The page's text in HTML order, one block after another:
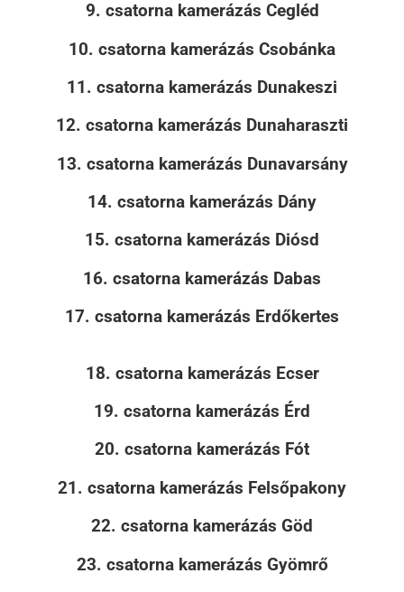
9. csatorna kamerázás Cegléd
10. csatorna kamerázás Csobánka
11. csatorna kamerázás Dunakeszi
12. csatorna kamerázás Dunaharaszti
13. csatorna kamerázás Dunavarsány
14. csatorna kamerázás Dány
15. csatorna kamerázás Diósd
16. csatorna kamerázás Dabas
17. csatorna kamerázás Erdőkertes
18. csatorna kamerázás Ecser
19. csatorna kamerázás Érd
20. csatorna kamerázás Fót
21. csatorna kamerázás Felsőpakony
22. csatorna kamerázás Göd
23. csatorna kamerázás Gyömrő